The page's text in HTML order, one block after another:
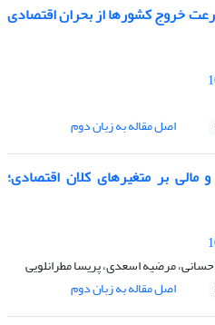
خروج کشورها از بحران اقتصادی
اصل مقاله به زبان دوم
بر متغیرهای کلان اقتصادی؛
مرضیه اسعدی، پریسا مطرانلویی
اصل مقاله به زبان دوم